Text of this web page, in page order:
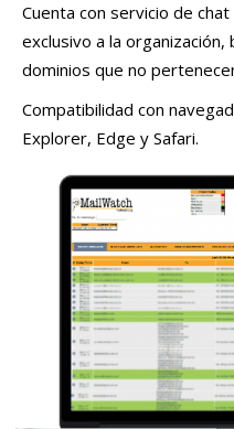
Cuenta con servicio de
exclusivo a la
dominios que no
Compatibilidad con
Explorer, Edge y Safari.